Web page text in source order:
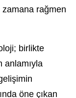
rağmen
birlikte
anlamıyla
öne çıkan